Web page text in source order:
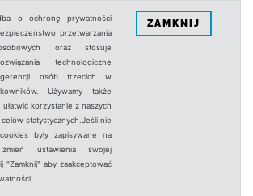
o ochronę prywatności
przetwarzania
oraz stosuje
technologiczne
osób trzecich w
Używamy także
korzystanie z naszych
statystycznych.Jeśli nie
były zapisywane na
ustawienia swojej
"Zamknij" aby zaakceptować
ZAMKNIJ